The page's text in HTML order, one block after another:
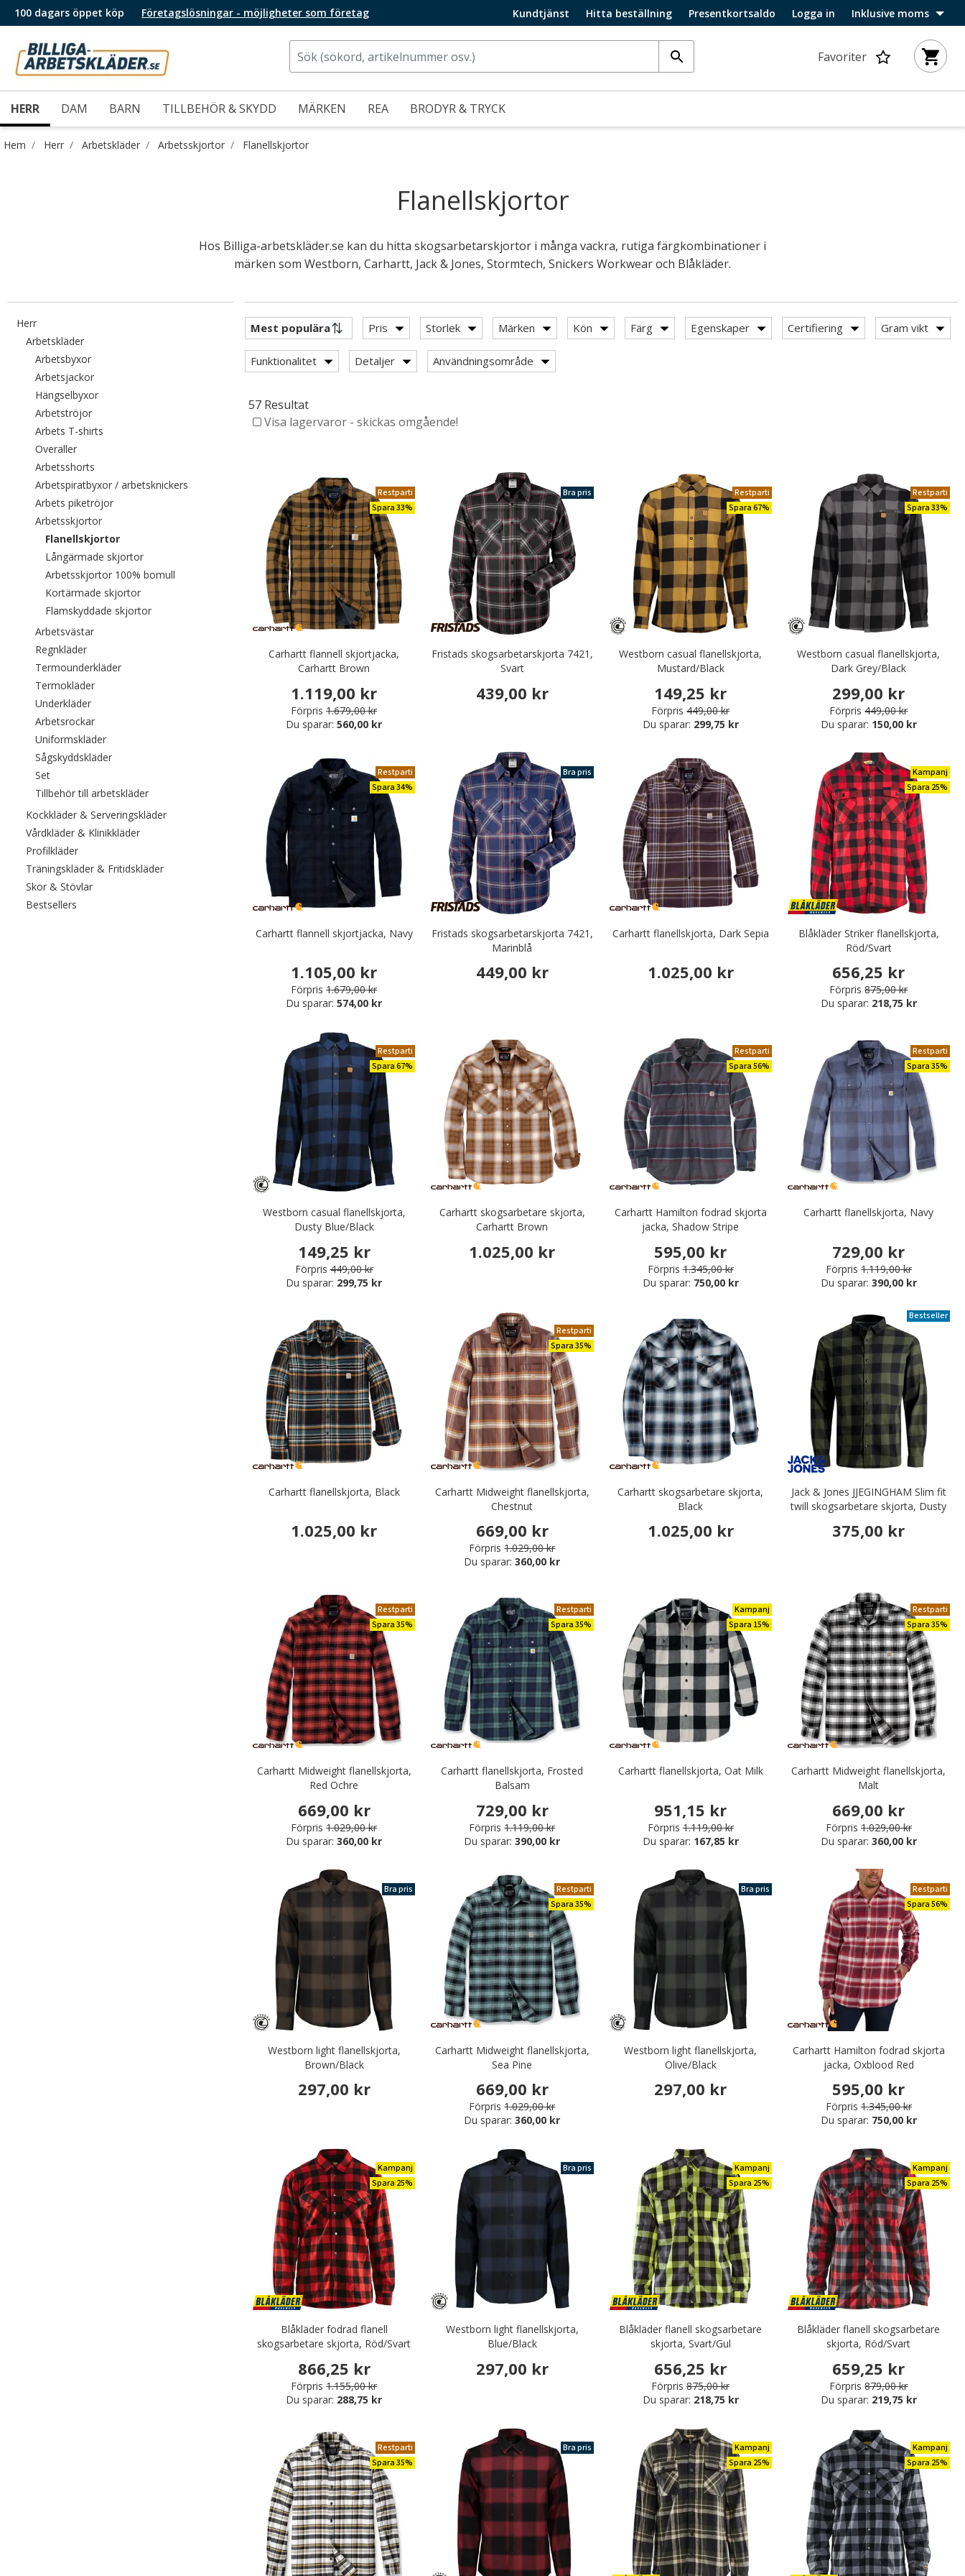
100 dagars öppet köp Företagslösningar - möjligheter som företag Kundtjänst Hitta beställning Presentkortsaldo Logga in Inklusive moms
Favoriter
HERR DAM BARN TILLBEHÖR & SKYDD MÄRKEN REA BRODYR & TRYCK
Hem Herr Arbetskläder Arbetsskjortor Flanellskjortor
Flanellskjortor
Hos Billiga-arbetskläder.se kan du hitta skogsarbetarskjortor i många vackra, rutiga färgkombinationer i
märken som Westborn, Carhartt, Jack & Jones, Stormtech, Snickers Workwear och Blåkläder.
HerrFiltrera efter category: Herr
ArbetskläderFiltrera efter category: Arbetskläder
ArbetsbyxorFiltrera efter category: Arbetsbyxor
ArbetsjackorFiltrera efter category: Arbetsjackor
HängselbyxorFiltrera efter category: Hängselbyxor
ArbetströjorFiltrera efter category: Arbetströjor
Arbets T-shirts Filtrera efter category: Arbets T-shirts
OverallerFiltrera efter category: Overaller
Arbetsshorts
Arbetspiratbyxor / arbetsknickers Filtrera efter category: Arbetspiratbyxor / arbetsknickers
Arbets piketröjorFiltrera efter category: Arbets piketröjor
ArbetsskjortorFiltrera efter category: Arbetsskjortor
FlanellskjortorValda För närvarande sorterad efter category: Flanellskjortor
Långärmade skjortorFiltrera efter category: Långärmade skjortor
Arbetsskjortor 100% bomullFiltrera efter category: Arbetsskjortor 100% bomull
Kortärmade skjortorFiltrera efter category: Kortärmade skjortor
Flamskyddade skjortorFiltrera efter category: Flamskyddade skjortor
ArbetsvästarFiltrera efter category: Arbetsvästar
RegnkläderFiltrera efter category: Regnkläder
TermounderkläderFiltrera efter category: Termounderkläder
TermokläderFiltrera efter category: Termokläder
UnderkläderFiltrera efter category: Underkläder
ArbetsrockarFiltrera efter category: Arbetsrockar
UniformskläderFiltrera efter category: Uniformskläder
SågskyddskläderFiltrera efter category: Sågskyddskläder
SetFiltrera efter category: Set
Tillbehör till arbetskläderFiltrera efter category: Tillbehör till arbetskläder
Kockkläder & ServeringskläderFiltrera efter category: Kockkläder & Serveringskläder
Vårdkläder & KlinikkläderFiltrera efter category: Vårdkläder & Klinikkläder
ProfilkläderFiltrera efter category: Profilkläder
Träningskläder & FritidskläderFiltrera efter category: Träningskläder & Fritidskläder
Skor & StövlarFiltrera efter category: Skor & Stövlar
Bestsellers
Pris Storlek Märken Kön Färg Egenskaper Certifiering Gram vikt
Funktionalitet Detaljer Användningsområde
57 Resultat
Visa lagervaror - skickas omgående!
Restparti
Spara 33%
Carhartt flannell skjortjacka,
Carhartt Brown
1.119,00 kr
Förpris 1.679,00 kr
Du sparar:560,00 kr
Bra pris
Fristads skogsarbetarskjorta 7421,
Svart
439,00 kr
Restparti
Spara 67%
Westborn casual flanellskjorta,
Mustard/Black
149,25 kr
Förpris 449,00 kr
Du sparar: 299,75 kr
Restparti
Spara 33%
Westborn casual flanellskjorta,
Dark Grey/Black
299,00 kr
Förpris 449,00 kr
Du sparar: 150,00 kr
Restparti
Spara 34%
Carhartt flannell skjortjacka, Navy
1.105,00 kr
Förpris 1.679,00 kr
Du sparar:574,00 kr
Bra pris
Fristads skogsarbetarskjorta 7421,
Marinblå
449,00 kr
Carhartt flanellskjorta, Dark Sepia
1.025,00 kr
Kampanj
Spara 25%
Blåkläder Striker flanellskjorta,
Röd/Svart
656,25 kr
Förpris 875,00 kr
Du sparar: 218,75 kr
Restparti
Spara 67%
Westborn casual flanellskjorta,
Dusty Blue/Black
149,25 kr
Förpris 449,00 kr
Du sparar: 299,75 kr
Carhartt skogsarbetare skjorta,
Carhartt Brown
1.025,00 kr
Restparti
Spara 56%
Carhartt Hamilton fodrad skjorta
jacka, Shadow Stripe
595,00 kr
Förpris 1.345,00 kr
Du sparar: 750,00 kr
Restparti
Spara 35%
Carhartt flanellskjorta, Navy
729,00 kr
Förpris 1.119,00 kr
Du sparar: 390,00 kr
Carhartt flanellskjorta, Black
1.025,00 kr
Restparti
Spara 35%
Carhartt Midweight flanellskjorta,
Chestnut
669,00 kr
Förpris 1.029,00 kr
Du sparar:360,00 kr
Carhartt skogsarbetare skjorta,
Black
1.025,00 kr
Bestseller
Jack & Jones JJEGINGHAM Slim fit
twill skogsarbetare skjorta, Dusty
375,00 kr
Restparti
Spara 35%
Carhartt Midweight flanellskjorta,
Red Ochre
669,00 kr
Förpris 1.029,00 kr
Du sparar:360,00 kr
Restparti
Spara 35%
Carhartt flanellskjorta, Frosted
Balsam
729,00 kr
Förpris 1.119,00 kr
Du sparar:390,00 kr
Kampanj
Spara 15%
Carhartt flanellskjorta, Oat Milk
951,15 kr
Förpris 1.119,00 kr
Du sparar: 167,85 kr
Restparti
Spara 35%
Carhartt Midweight flanellskjorta,
Malt
669,00 kr
Förpris 1.029,00 kr
Du sparar: 360,00 kr
Bra pris
Westborn light flanellskjorta,
Brown/Black
297,00 kr
Restparti
Spara 35%
Carhartt Midweight flanellskjorta,
Sea Pine
669,00 kr
Förpris 1.029,00 kr
Du sparar:360,00 kr
Bra pris
Westborn light flanellskjorta,
Olive/Black
297,00 kr
Restparti
Spara 56%
Carhartt Hamilton fodrad skjorta
jacka, Oxblood Red
595,00 kr
Förpris 1.345,00 kr
Du sparar: 750,00 kr
Kampanj
Spara 25%
Blåkläder fodrad flanell
skogsarbetare skjorta, Röd/Svart
866,25 kr
Förpris 1.155,00 kr
Du sparar: 288,75 kr
Bra pris
Westborn light flanellskjorta,
Blue/Black
297,00 kr
Kampanj
Spara 25%
Blåkläder flanell skogsarbetare
skjorta, Svart/Gul
656,25 kr
Förpris 875,00 kr
Du sparar: 218,75 kr
Kampanj
Spara 25%
Blåkläder flanell skogsarbetare
skjorta, Röd/Svart
659,25 kr
Förpris 879,00 kr
Du sparar: 219,75 kr
Restparti
Spara 35%
Bra pris
Kampanj
Spara 25%
Kampanj
Spara 25%